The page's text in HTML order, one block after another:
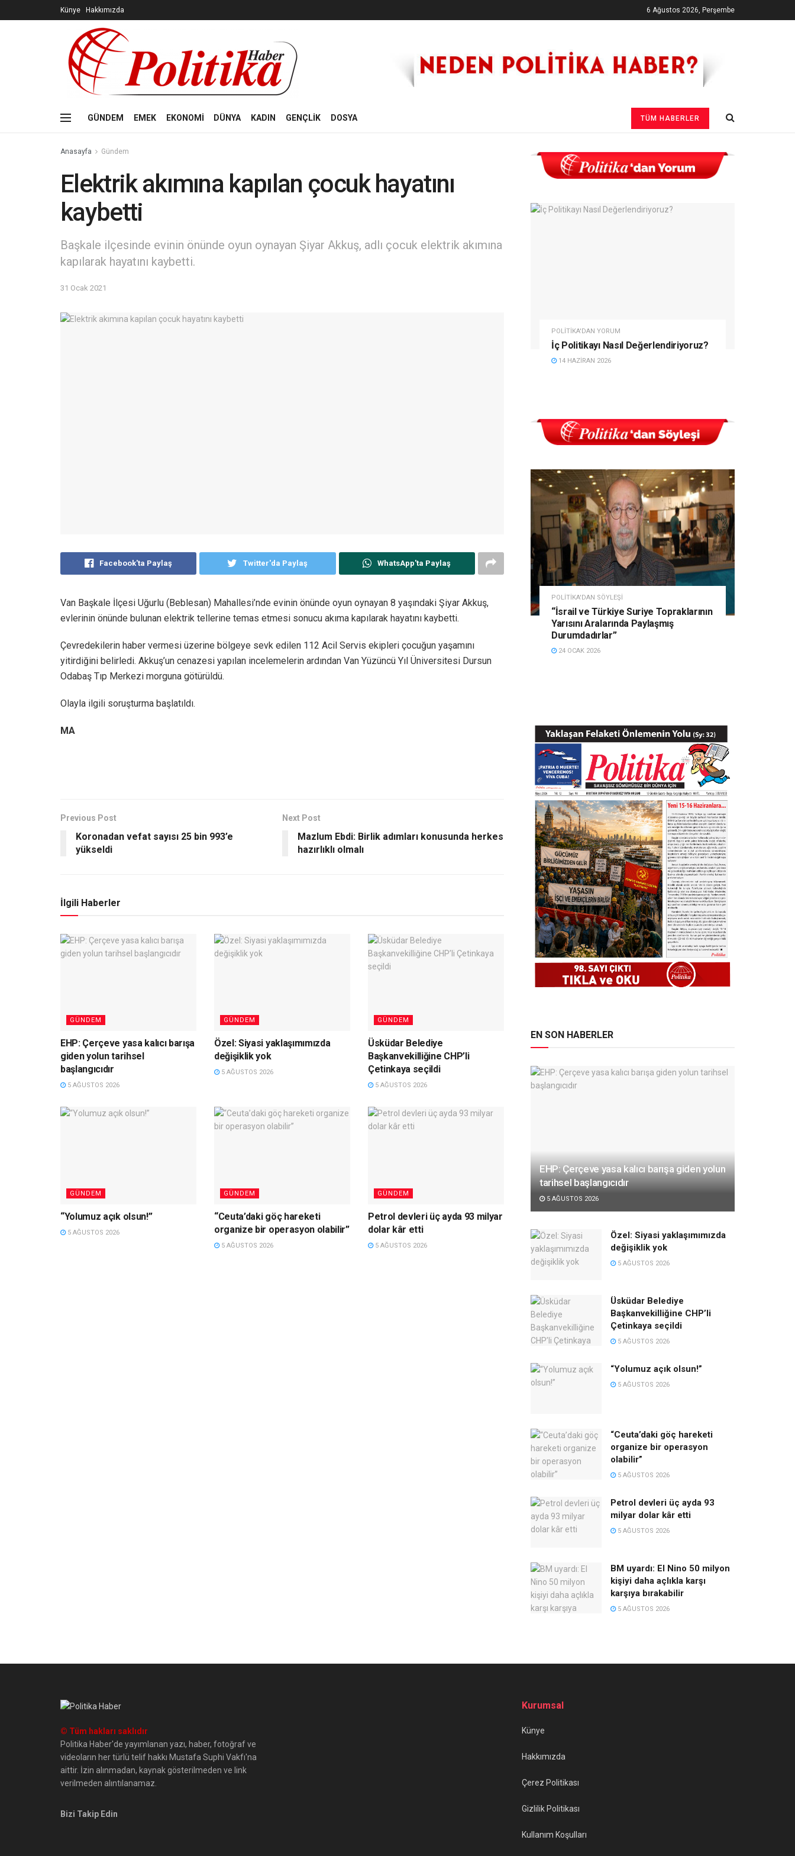
Künye Hakkımızda 6 Ağustos 2026, Perşembe
GÜNDEM EMEK EKONOMİ DÜNYA KADIN GENÇLİK DOSYA TÜM HABERLER
Anasayfa Gündem
Elektrik akımına kapılan çocuk hayatını
kaybetti
Başkale ilçesinde evinin önünde oyun oynayan Şiyar Akkuş, adlı çocuk elektrik akımına
kapılarak hayatını kaybetti.
31 Ocak 2021
Facebook'ta Paylaş Twitter'da Paylaş WhatsApp'ta Paylaş
Van Başkale İlçesi Uğurlu (Beblesan) Mahallesi’nde evinin önünde oyun oynayan 8 yaşındaki Şiyar Akkuş,
evlerinin önünde bulunan elektrik tellerine temas etmesi sonucu akıma kapılarak hayatını kaybetti.
Çevredekilerin haber vermesi üzerine bölgeye sevk edilen 112 Acil Servis ekipleri çocuğun yaşamını
yitirdiğini belirledi. Akkuş’un cenazesi yapılan incelemelerin ardından Van Yüzüncü Yıl Üniversitesi Dursun
Odabaş Tıp Merkezi morguna götürüldü.
Olayla ilgili soruşturma başlatıldı.
MA
Previous Post
Koronadan vefat sayısı 25 bin 993’e
yükseldi
Next Post
Mazlum Ebdi: Birlik adımları konusunda herkes
hazırlıklı olmalı
İlgili Haberler
GÜNDEM
EHP: Çerçeve yasa kalıcı barışa
giden yolun tarihsel
başlangıcıdır
5 AĞUSTOS 2026
GÜNDEM
Özel: Siyasi yaklaşımımızda
değişiklik yok
5 AĞUSTOS 2026
GÜNDEM
Üsküdar Belediye
Başkanvekilliğine CHP’li
Çetinkaya seçildi
5 AĞUSTOS 2026
GÜNDEM
“Yolumuz açık olsun!”
5 AĞUSTOS 2026
GÜNDEM
“Ceuta’daki göç hareketi
organize bir operasyon olabilir”
5 AĞUSTOS 2026
GÜNDEM
Petrol devleri üç ayda 93 milyar
dolar kâr etti
5 AĞUSTOS 2026
POLITIKA'DAN YORUM
İç Politikayı Nasıl Değerlendiriyoruz?
14 HAZIRAN 2026
POLITIKA'DAN SÖYLEŞI
“İsrail ve Türkiye Suriye Topraklarının
Yarısını Aralarında Paylaşmış
Durumdadırlar”
24 OCAK 2026
EN SON HABERLER
EHP: Çerçeve yasa kalıcı barışa giden yolun
tarihsel başlangıcıdır
5 AĞUSTOS 2026
Özel: Siyasi yaklaşımımızda
değişiklik yok
5 AĞUSTOS 2026
Üsküdar Belediye
Başkanvekilliğine CHP’li
Çetinkaya seçildi
5 AĞUSTOS 2026
“Yolumuz açık olsun!”
5 AĞUSTOS 2026
“Ceuta’daki göç hareketi
organize bir operasyon
olabilir”
5 AĞUSTOS 2026
Petrol devleri üç ayda 93
milyar dolar kâr etti
5 AĞUSTOS 2026
BM uyardı: El Nino 50 milyon
kişiyi daha açlıkla karşı
karşıya bırakabilir
5 AĞUSTOS 2026
© Tüm hakları saklıdır
Politika Haber'de yayımlanan yazı, haber, fotoğraf ve
videoların her türlü telif hakkı Mustafa Suphi Vakfı'na
aittir. İzin alınmadan, kaynak gösterilmeden ve link
verilmeden alıntılanamaz.
Bizi Takip Edin
Kurumsal
Künye
Hakkımızda
Çerez Politikası
Gizlilik Politikası
Kullanım Koşulları